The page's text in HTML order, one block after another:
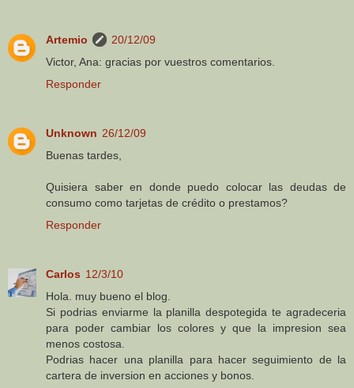
Artemio
20/12/09
Victor, Ana: gracias por vuestros comentarios.
Responder
Unknown 26/12/09
Buenas tardes,
Quisiera saber en donde puedo colocar las deudas de
consumo como tarjetas de crédito o prestamos?
Responder
Carlos 12/3/10
Hola. muy bueno el blog.
Si podrias enviarme la planilla despotegida te agradeceria
para poder cambiar los colores y que la impresion sea
menos costosa.
Podrias hacer una planilla para hacer seguimiento de la
cartera de inversion en acciones y bonos.